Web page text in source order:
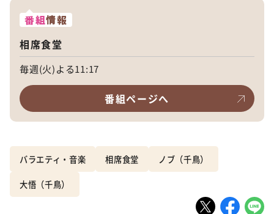
番組情報
相席食堂
毎週(火)よる11:17
番組ページへ
バラエティ・音楽 相席食堂 ノブ（千鳥）
大悟（千鳥）